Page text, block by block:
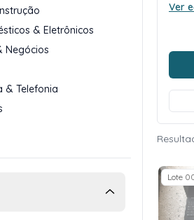
& Eletrônicos
Negócios
& Telefonia
Ver
Lote